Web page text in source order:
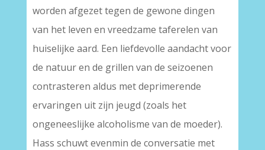
worden afgezet tegen de gewone dingen
van het leven en vreedzame taferelen van
huiselijke aard. Een liefdevolle aandacht voor
de natuur en de grillen van de seizoenen
contrasteren aldus met deprimerende
ervaringen uit zijn jeugd (zoals het
ongeneeslijke alcoholisme van de moeder).
Hass schuwt evenmin de conversatie met